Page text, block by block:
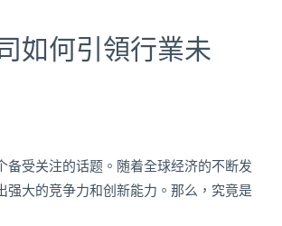
如何引領行業未
受关注的话题。随着全球经济的不断发
大的竞争力和创新能力。那么，究竟是